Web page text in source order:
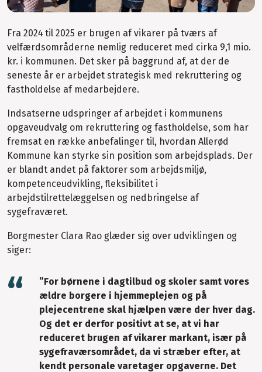
Fra 2024 til 2025 er brugen af vikarer på tværs af
velfærdsområderne nemlig reduceret med cirka 9,1 mio.
kr. i kommunen. Det sker på baggrund af, at der de
seneste år er arbejdet strategisk med rekruttering og
fastholdelse af medarbejdere.
Indsatserne udspringer af arbejdet i kommunens
opgaveudvalg om rekruttering og fastholdelse, som har
fremsat en række anbefalinger til, hvordan Allerød
Kommune kan styrke sin position som arbejdsplads. Der
er blandt andet på faktorer som arbejdsmiljø,
kompetenceudvikling, fleksibilitet i
arbejdstilrettelæggelsen og nedbringelse af
sygefraværet.
Borgmester Clara Rao glæder sig over udviklingen og
siger:
”For børnene i dagtilbud og skoler samt vores
ældre borgere i hjemmeplejen og på
plejecentrene skal hjælpen være der hver dag.
Og det er derfor positivt at se, at vi har
reduceret brugen af vikarer markant, især på
sygefraværsområdet, da vi stræber efter, at
kendt personale varetager opgaverne. Det